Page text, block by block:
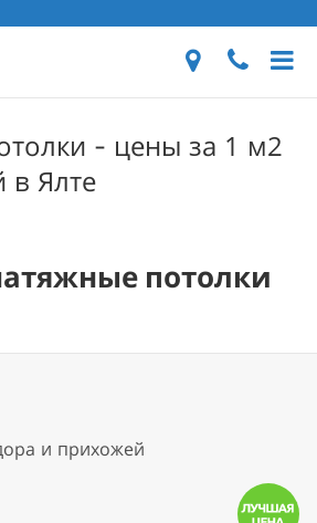
- цены за 1 м2
в Ялте
потолки
и прихожей